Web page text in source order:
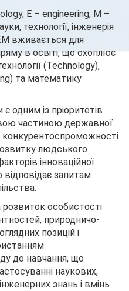
E – engineering, M –
технології, інженерія
вживається для
в освіті, що охоплює
(Technology),
та математику
одним із пріоритетів
частиною державної
конкурентоспроможності
людського
інноваційної
відповідає запитам
особистості
природничо-
позицій і
до навчання, що
наукових,
знань і вмінь